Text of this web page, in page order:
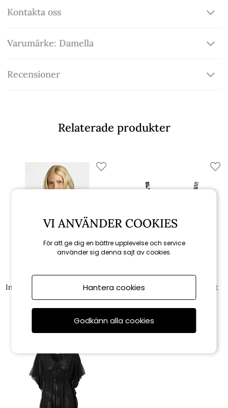
Kontakta oss
Varumärke: Damella
Recensioner
Relaterade produkter
Ingrid bikini-BH - black/white
659 kr
Goldie bikini-BH - svart/vit
659 kr
VI ANVÄNDER COOKIES
För att ge dig en bättre upplevelse och service
använder sig denna sajt av cookies.
Hantera cookies
Godkänn alla cookies